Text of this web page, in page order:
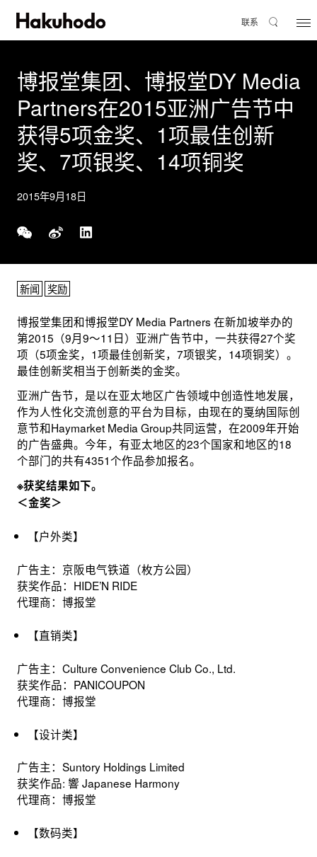
联系
博报堂集团、博报堂DY Media
Partners在2015亚洲广告节中
获得5项金奖、1项最佳创新
奖、7项银奖、14项铜奖
2015年9月18日
新闻 奖励
博报堂集团和博报堂DY Media Partners 在新加坡举办的
第2015（9月9～11日）亚洲广告节中，一共获得27个奖
项（5项金奖，1项最佳创新奖，7项银奖，14项铜奖）。
最佳创新奖相当于创新类的金奖。
亚洲广告节，是以在亚太地区广告领域中创造性地发展，
作为人性化交流创意的平台为目标，由现在的戛纳国际创
意节和Haymarket Media Group共同运营，在2009年开始
的广告盛典。今年，有亚太地区的23个国家和地区的18
个部门的共有4351个作品参加报名。
※获奖结果如下。
＜金奖＞
【户外类】
广告主：京阪电气铁道（枚方公园）
获奖作品：HIDE’N RIDE
代理商：博报堂
【直销类】
广告主：Culture Convenience Club Co., Ltd.
获奖作品：PANICOUPON
代理商：博报堂
【设计类】
广告主：Suntory Holdings Limited
获奖作品: 響 Japanese Harmony
代理商：博报堂
【数码类】